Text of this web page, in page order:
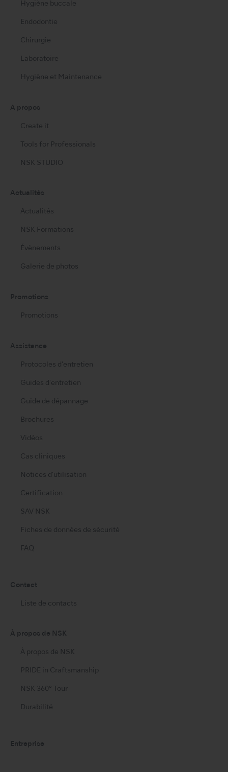
Hygiène buccale
Endodontie
Chirurgie
Laboratoire
Hygiène et Maintenance
A propos
Create it
Tools for Professionals
NSK STUDIO
Actualités
Actualités
NSK Formations
Évènements
Galerie de photos
Promotions
Promotions
Assistance
Protocoles d'entretien
Guides d'entretien
Guide de dépannage
Brochures
Vidéos
Cas cliniques
Notices d'utilisation
Certification
SAV NSK
Fiches de données de sécurité
FAQ
Contact
Liste de contacts
À propos de NSK
À propos de NSK
PRIDE in Craftsmanship
NSK 360° Tour
Durabilité
Entreprise